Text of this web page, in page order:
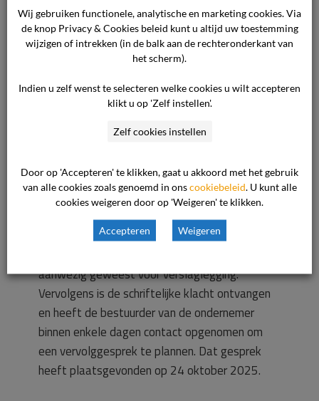
door meerdere ouders geuite algemene zorgen
over de organisatie, maar beperkt zich tot de
vraag of de ondernemer jegens de consument
klachtprocedure.
Vaststaat dat de consument op 13 oktober
de ondernemer. Het locatiehoofd van de
ondernemer heeft daarop direct ruimte
gemaakt voor een gesprek. Daarbij is
toegestaan dat de zus van de consument
aanwezig geweest voor verslaglegging.
Vervolgens is de schriftelijke klacht ontvangen
en heeft de bestuurder van de ondernemer
binnen enkele dagen contact opgenomen om
een vervolggesprek te plannen. Dat gesprek
heeft plaatsgevonden op 24 oktober 2025.
Wij gebruiken functionele, analytische en marketing cookies. Via
de knop Privacy & Cookies beleid kunt u altijd uw toestemming
wijzigen of intrekken (in de balk aan de rechteronderkant van
het scherm).
Indien u zelf wenst te selecteren welke cookies u wilt accepteren
klikt u op 'Zelf instellen'.
Zelf cookies instellen
Door op 'Accepteren' te klikken, gaat u akkoord met het gebruik
van alle cookies zoals genoemd in onscookiebeleid. U kunt alle
cookies weigeren door op 'Weigeren' te klikken.
Accepteren Weigeren